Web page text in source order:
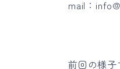
mail：
前回の様子